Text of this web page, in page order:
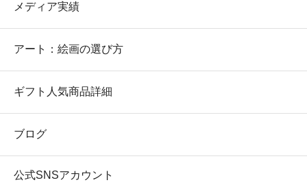
メディア実績
アート：絵画の選び方
ギフト人気商品詳細
ブログ
公式SNSアカウント